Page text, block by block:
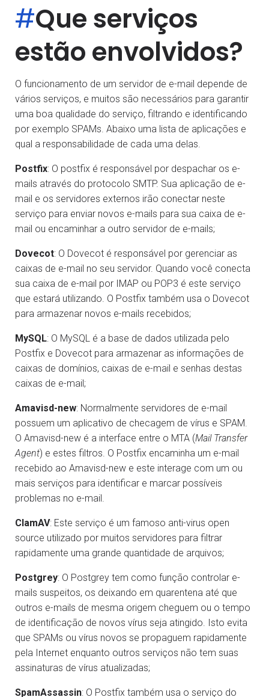
#Que serviços
estão envolvidos?
O funcionamento de um servidor de e-mail depende de
vários serviços, e muitos são necessários para garantir
uma boa qualidade do serviço, filtrando e identificando
por exemplo SPAMs. Abaixo uma lista de aplicações e
qual a responsabilidade de cada uma delas.
Postfix: O postfix é responsável por despachar os e-
mails através do protocolo SMTP. Sua aplicação de e-
mail e os servidores externos irão conectar neste
serviço para enviar novos e-mails para sua caixa de e-
mail ou encaminhar a outro servidor de e-mails;
Dovecot: O Dovecot é responsável por gerenciar as
caixas de e-mail no seu servidor. Quando você conecta
sua caixa de e-mail por IMAP ou POP3 é este serviço
que estará utilizando. O Postfix também usa o Dovecot
para armazenar novos e-mails recebidos;
MySQL: O MySQL é a base de dados utilizada pelo
Postfix e Dovecot para armazenar as informações de
caixas de domínios, caixas de e-mail e senhas destas
caixas de e-mail;
Amavisd-new: Normalmente servidores de e-mail
possuem um aplicativo de checagem de vírus e SPAM.
O Amavisd-new é a interface entre o MTA (Mail Transfer
Agent) e estes filtros. O Postfix encaminha um e-mail
recebido ao Amavisd-new e este interage com um ou
mais serviços para identificar e marcar possíveis
problemas no e-mail.
ClamAV: Este serviço é um famoso anti-virus open
source utilizado por muitos servidores para filtrar
rapidamente uma grande quantidade de arquivos;
Postgrey: O Postgrey tem como função controlar e-
mails suspeitos, os deixando em quarentena até que
outros e-mails de mesma origem cheguem ou o tempo
de identificação de novos vírus seja atingido. Isto evita
que SPAMs ou vírus novos se propaguem rapidamente
pela Internet enquanto outros serviços não tem suas
assinaturas de vírus atualizadas;
SpamAssassin: O Postfix também usa o serviço do